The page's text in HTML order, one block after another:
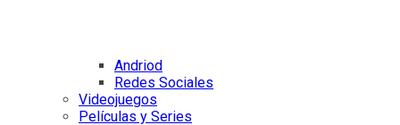
Andriod
Redes Sociales
Videojuegos
Películas y Series